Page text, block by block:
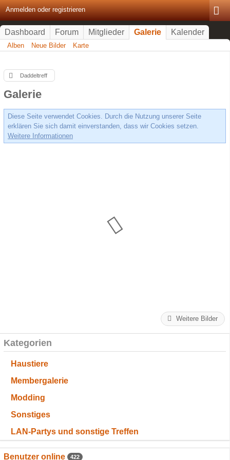
Anmelden oder registrieren
Dashboard Forum Mitglieder Galerie Kalender
Alben Neue Bilder Karte
Daddeltreff
Galerie
Diese Seite verwendet Cookies. Durch die Nutzung unserer Seite
erklären Sie sich damit einverstanden, dass wir Cookies setzen.
Weitere Informationen
Weitere Bilder
Kategorien
Haustiere
Membergalerie
Modding
Sonstiges
LAN-Partys und sonstige Treffen
Benutzer online 422